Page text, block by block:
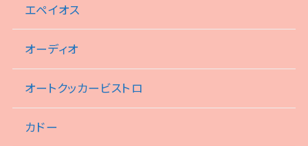
エペイオス
オーディオ
オートクッカービストロ
カドー